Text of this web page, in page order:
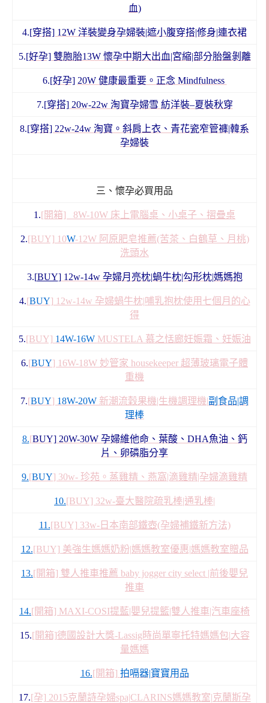
血)
4.[穿搭] 12W 洋裝變身孕婦裝|遮小腹穿搭|修身|連衣裙
5.[好孕] 雙胞胎13W 懷孕中期大出血|宮縮|部分胎盤剝離
6.[好孕] 20W 健康最重要。正念 Mindfulness
7.[穿搭] 20w-22w 淘寶孕婦雪 紡洋裝–夏裝秋穿
8.[穿搭] 22w-24w 淘寶。斜肩上衣、青花瓷窄管褲|韓系
孕婦裝
三、懷孕必買用品
1.[開箱] 8W-10W 床上電腦桌、小桌子、摺疊桌
2.[BUY] 10W-12W 阿原肥皂推薦(苦茶、白鶴草、月桃)
洗頭水
3.[BUY]12w-14w 孕婦月亮枕|蝸牛枕|勾形枕|媽媽抱
4.[BUY] 12w-14w 孕婦蝸牛枕|哺乳抱枕使用七個月的心
得
5.[BUY] 14W-16W MUSTELA 慕之恬廊妊娠霜、妊娠油
6.[BUY] 16W-18W 妙管家 housekeeper 超薄玻璃電子體
重機
7.[BUY] 18W-20W 新潮流穀果機|生機調理機|副食品|調
理棒
8.[BUY] 20W-30W 孕婦維他命、葉酸、DHA魚油、鈣
片、卵磷脂分享
9.[BUY] 30w- 珍苑。蒸雞精、燕窩|滴雞精|孕婦滴雞精
10.[BUY] 32w-臺大醫院疏乳棒|通乳棒|
11.[BUY] 33w-日本南部鐵壺(孕婦補鐵新方法)
12.[BUY] 美強生媽媽奶粉|媽媽教室優惠|媽媽教室贈品
13.[開箱] 雙人推車推薦 baby jogger city select |前後嬰兒
推車
14.[開箱] MAXI-COSI提藍|嬰兒提籃|雙人推車|汽車座椅
15.[開箱]德國設計大獎-Lassig時尚單寧托特媽媽包|大容
量媽媽
16.[開箱] 拍嗝器|寶寶用品
17.[孕] 2015克蘭詩孕婦spa|CLARINS媽媽教室|克蘭斯孕